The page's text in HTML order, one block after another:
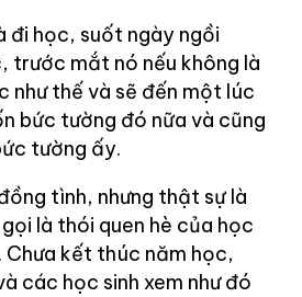
đi học, suốt ngày ngồi
trước mắt nó nếu không là
như thế và sẽ đến một lúc
bức tường đó nữa và cũng
tường ấy.
tình, nhưng thật sự là
là thói quen hè của học
Chưa kết thúc năm học,
các học sinh xem như đó